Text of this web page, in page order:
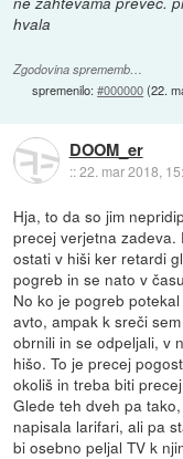
hvala
Zgodovina sprememb…
spremenilo:#000000(22.
DOOM_er
::22. mar 2018,
Hja, to da so jim
precej verjetna zadeva.
ostati v hiši ker retardi
pogreb in se nato v
No ko je pogreb
avto, ampak k sreči
obrnili in se odpeljali, v
hišo. To je precej
okoliš in treba biti
Glede teh dveh pa
napisala larifari, ali pa
bi osebno peljal TV k